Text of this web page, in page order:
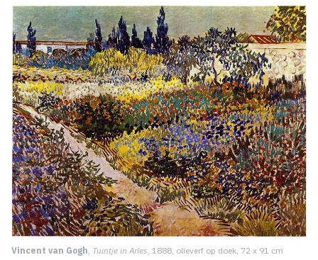
Vincent van Gogh, Tuintje in Arles, 1888, olieverf op doek, 72 x 91 cm